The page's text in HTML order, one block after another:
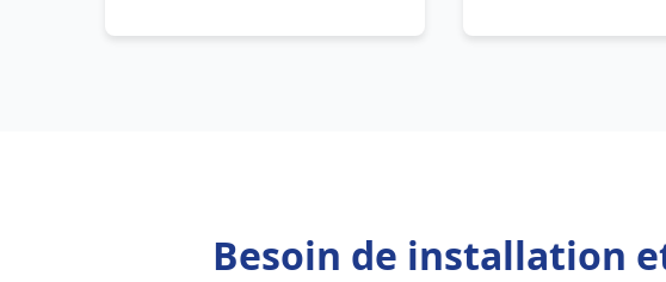
Besoin de installation